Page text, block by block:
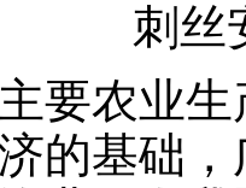
刺丝
农业生
的基础